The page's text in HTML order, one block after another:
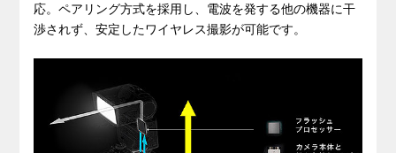
応。ペアリング方式を採用し、電波を発する他の機器に干
渉されず、安定したワイヤレス撮影が可能です。